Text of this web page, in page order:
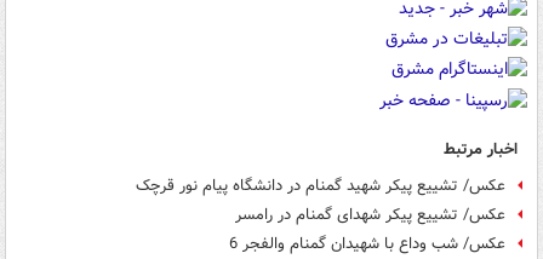
اخبار مرتبط
عکس/ تشییع پیکر شهید گمنام در دانشگاه پیام نور قرچک
عکس/ تشییع پیکر شهدای گمنام در رامسر
عکس/ شب وداع با شهیدان گمنام والفجر 6